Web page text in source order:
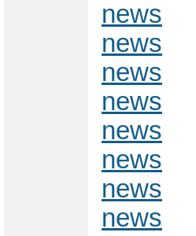
news
news
news
news
news
news
news
news